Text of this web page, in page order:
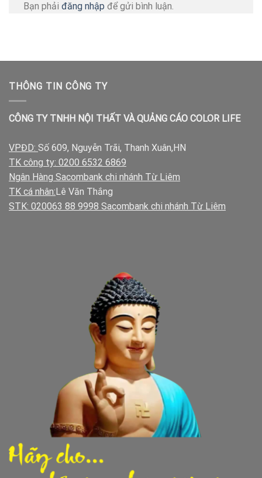
Bạn phải đăng nhập để gửi bình luận.
THÔNG TIN CÔNG TY
CÔNG TY TNHH NỘI THẤT VÀ QUẢNG CÁO COLOR LIFE
VPĐD: Số 609, Nguyễn Trãi, Thanh Xuân,HN
TK công ty: 0200 6532 6869
Ngân Hàng Sacombank chi nhánh Từ Liêm
TK cá nhân:Lê Văn Thắng
STK: 020063 88 9998 Sacombank chi nhánh Từ Liêm